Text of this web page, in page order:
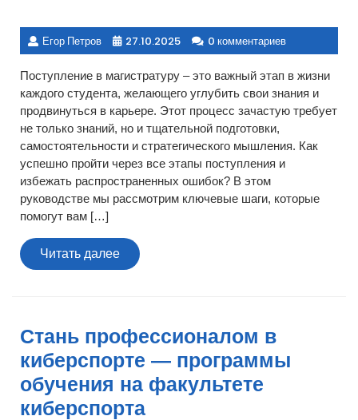
Егор Петров 27.10.2025 0 комментариев
Поступление в магистратуру – это важный этап в жизни
каждого студента, желающего углубить свои знания и
продвинуться в карьере. Этот процесс зачастую требует
не только знаний, но и тщательной подготовки,
самостоятельности и стратегического мышления. Как
успешно пройти через все этапы поступления и
избежать распространенных ошибок? В этом
руководстве мы рассмотрим ключевые шаги, которые
помогут вам […]
Читать далееЧитать
далее
Стань профессионалом в
киберспорте — программы
обучения на факультете
киберспорта